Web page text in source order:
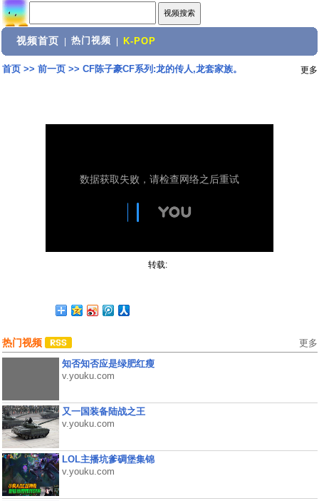
视频首页 热门视频 K-POP
首页>> 前一页>> CF陈子豪CF系列:龙的传人,龙套家族。 更多
转载:
热门视频 更多
知否知否应是绿肥红瘦
v.youku.com
又一国装备陆战之王
v.youku.com
LOL主播坑爹碉堡集锦
v.youku.com